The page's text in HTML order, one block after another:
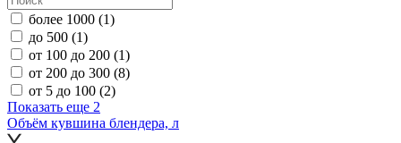
более 1000 (1)
до 500 (1)
от 100 до 200 (1)
от 200 до 300 (8)
от 5 до 100 (2)
Показать еще 2
Объём кувшина блендера, л